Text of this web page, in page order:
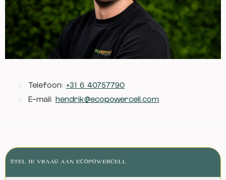
Telefoon: +31 6 40757790
E-mail: hendrik@ecopowercell.com
STEL JE VRAAG AAN ECOPOWERCELL